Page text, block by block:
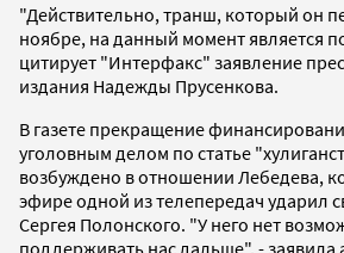
"Действительно, транш, который он
ноябре, на данный момент является
цитирует "Интерфакс" заявление
издания Надежды Прусенкова.
В газете прекращение
уголовным делом по статье
возбуждено в отношении Лебедева,
эфире одной из телепередач ударил
Сергея Полонского. "У него нет
поддерживать нас дальше", - заявила